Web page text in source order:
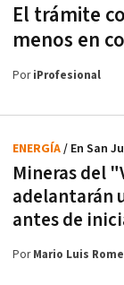
El trámite
menos en
PoriProfesional
Mineras del
adelantarán
antes de
ENERGÍA/ En San
PorMario Luis